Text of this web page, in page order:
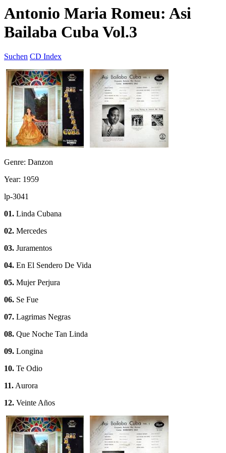
Antonio Maria Romeu: Asi
Bailaba Cuba Vol.3
Suchen CD Index
Genre: Danzon
Year: 1959
lp-3041
01. Linda Cubana
02. Mercedes
03. Juramentos
04. En El Sendero De Vida
05. Mujer Perjura
06. Se Fue
07. Lagrimas Negras
08. Que Noche Tan Linda
09. Longina
10. Te Odio
11.Aurora
12. Veinte Años